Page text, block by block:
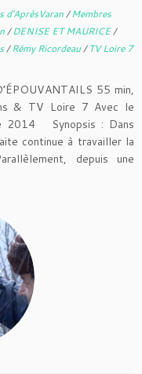
d'AprèsVaran/Membres
/DENISE ET MAURICE/
/Rémy Ricordeau/TV Loire 7
55 min,
& TV Loire 7 Avec le
2014 Synopsis : Dans
continue à travailler la
depuis une